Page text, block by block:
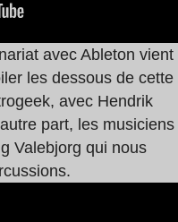
avec Ableton vient
les dessous de cette
avec Hendrik
part, les musiciens
Valebjorg qui nous